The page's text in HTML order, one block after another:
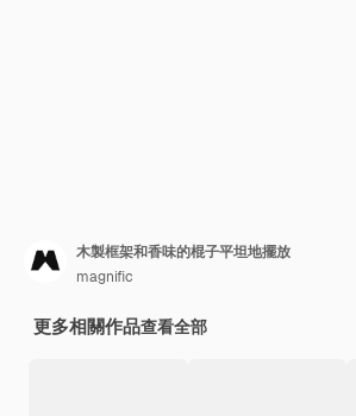
木製框架和香味的棍子平坦地擺放
magnific
更多相關作品查看全部